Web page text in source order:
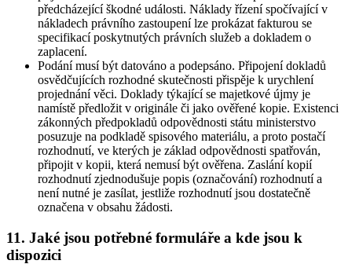
předcházející škodné události. Náklady řízení spočívající v
nákladech právního zastoupení lze prokázat fakturou se
specifikací poskytnutých právních služeb a dokladem o
zaplacení.
Podání musí být datováno a podepsáno. Připojení dokladů
osvědčujících rozhodné skutečnosti přispěje k urychlení
projednání věci. Doklady týkající se majetkové újmy je
namístě předložit v originále či jako ověřené kopie. Existenci
zákonných předpokladů odpovědnosti státu ministerstvo
posuzuje na podkladě spisového materiálu, a proto postačí
rozhodnutí, ve kterých je základ odpovědnosti spatřován,
připojit v kopii, která nemusí být ověřena. Zaslání kopií
rozhodnutí zjednodušuje popis (označování) rozhodnutí a
není nutné je zasílat, jestliže rozhodnutí jsou dostatečně
označena v obsahu žádosti.
11. Jaké jsou potřebné formuláře a kde jsou k
dispozici